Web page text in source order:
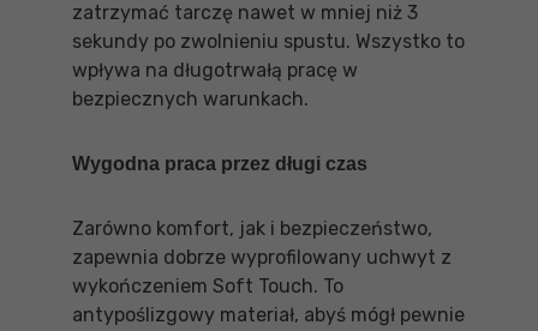
zatrzymać tarczę nawet w mniej niż 3
sekundy po zwolnieniu spustu. Wszystko to
wpływa na długotrwałą pracę w
bezpiecznych warunkach.
Wygodna praca przez długi czas
Zarówno komfort, jak i bezpieczeństwo,
zapewnia dobrze wyprofilowany uchwyt z
wykończeniem Soft Touch. To
antypoślizgowy materiał, abyś mógł pewnie